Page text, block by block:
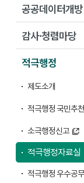
공공데이터개방
감사·청렴마당
적극행정
제도소개
적극행정 국민추천
소극행정신고
적극행정자료실
적극행정 우수공